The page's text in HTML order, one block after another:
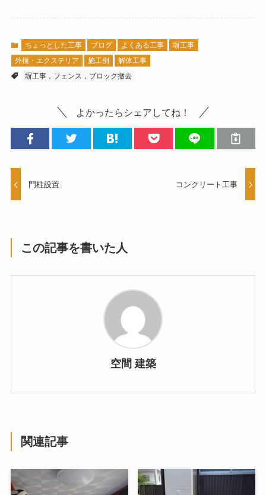
ちょっとした工事 ブログ よくある工事
塀工事
外構・エクステリア
施工例
解体工事
塀工事，フェンス，ブロック撤去
よかったらシェアしてね！
門柱設置 コンクリート工事
この記事を書いた人
空間 建築
関連記事